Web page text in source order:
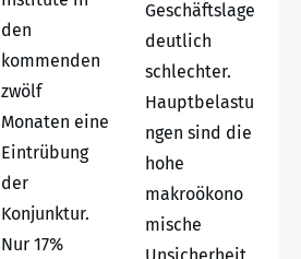
den
kommenden
zwölf
Monaten eine
Eintrübung
der
Konjunktur.
Nur 17%
Geschäftslage
deutlich
schlechter.
Hauptbelastu
ngen sind die
hohe
makroökono
mische
Unsicherheit,